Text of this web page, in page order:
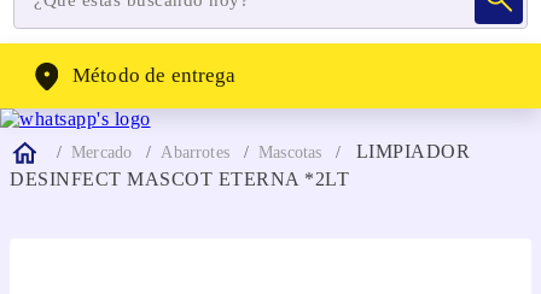
Método de entrega
Mercado Abarrotes Mascotas
LIMPIADOR
DESINFECT MASCOT ETERNA *2LT